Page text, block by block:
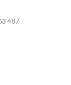
487